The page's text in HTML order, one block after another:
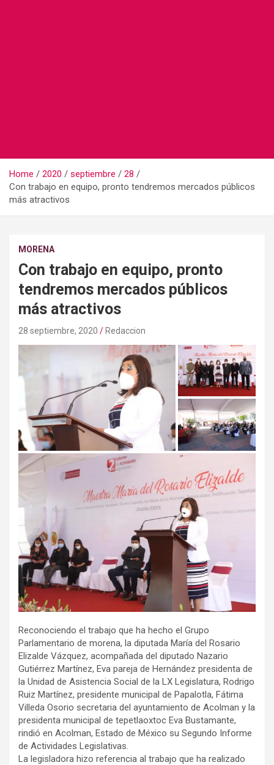
Home 2020 septiembre
28
Con trabajo en equipo, pronto tendremos mercados públicos
más atractivos
MORENA
Con trabajo en equipo, pronto
tendremos mercados públicos
más atractivos
28 septiembre, 2020 Redaccion
Reconociendo el trabajo que ha hecho el Grupo
Parlamentario de morena, la diputada María del Rosario
Elizalde Vázquez, acompañada del diputado Nazario
Gutiérrez Martínez, Eva pareja de Hernández presidenta de
la Unidad de Asistencia Social de la LX Legislatura, Rodrigo
Ruiz Martínez, presidente municipal de Papalotla, Fátima
Villeda Osorio secretaria del ayuntamiento de Acolman y la
presidenta municipal de tepetlaoxtoc Eva Bustamante,
rindió en Acolman, Estado de México su Segundo Informe
de Actividades Legislativas.
La legisladora hizo referencia al trabajo que ha realizado